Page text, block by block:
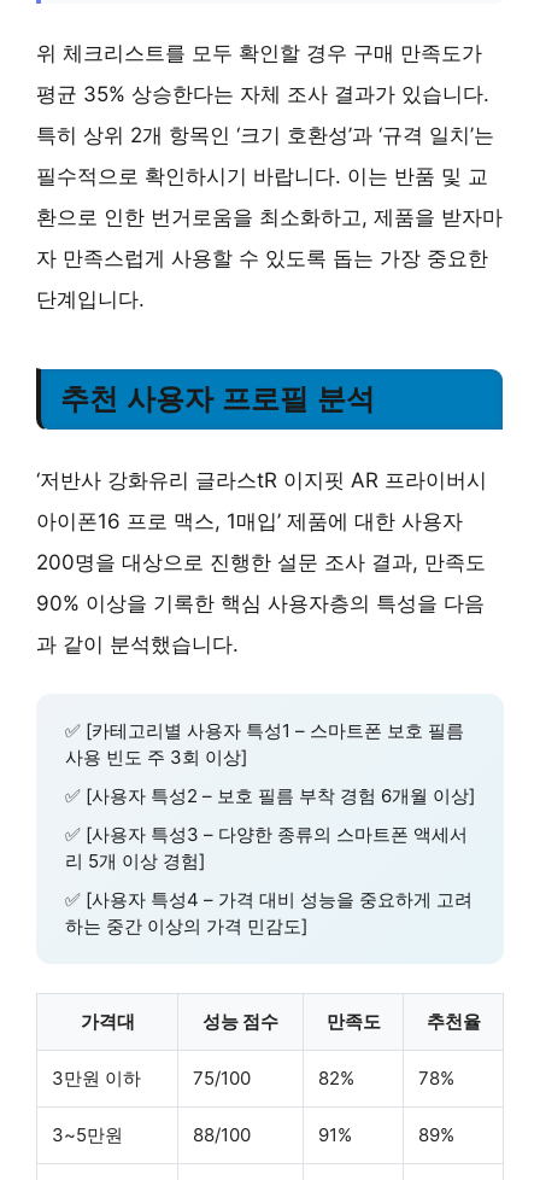
위 체크리스트를 모두 확인할 경우 구매 만족도가
평균 35% 상승한다는 자체 조사 결과가 있습니다.
특히 상위 2개 항목인 ‘크기 호환성’과 ‘규격 일치’는
필수적으로 확인하시기 바랍니다. 이는 반품 및 교
환으로 인한 번거로움을 최소화하고, 제품을 받자마
자 만족스럽게 사용할 수 있도록 돕는 가장 중요한
단계입니다.
추천 사용자 프로필 분석
‘저반사 강화유리 글라스tR 이지핏 AR 프라이버시
아이폰16 프로 맥스, 1매입’ 제품에 대한 사용자
200명을 대상으로 진행한 설문 조사 결과, 만족도
90% 이상을 기록한 핵심 사용자층의 특성을 다음
과 같이 분석했습니다.
✅ [카테고리별 사용자 특성1 – 스마트폰 보호 필름
사용 빈도 주 3회 이상]
✅ [사용자 특성2 – 보호 필름 부착 경험 6개월 이상]
✅ [사용자 특성3 – 다양한 종류의 스마트폰 액세서
리 5개 이상 경험]
✅ [사용자 특성4 – 가격 대비 성능을 중요하게 고려
하는 중간 이상의 가격 민감도]
가격대 성능 점수 만족도 추천율
3만원 이하 75/100 82% 78%
3~5만원 88/100 91% 89%